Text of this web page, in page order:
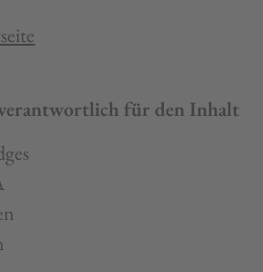
für den Inhalt